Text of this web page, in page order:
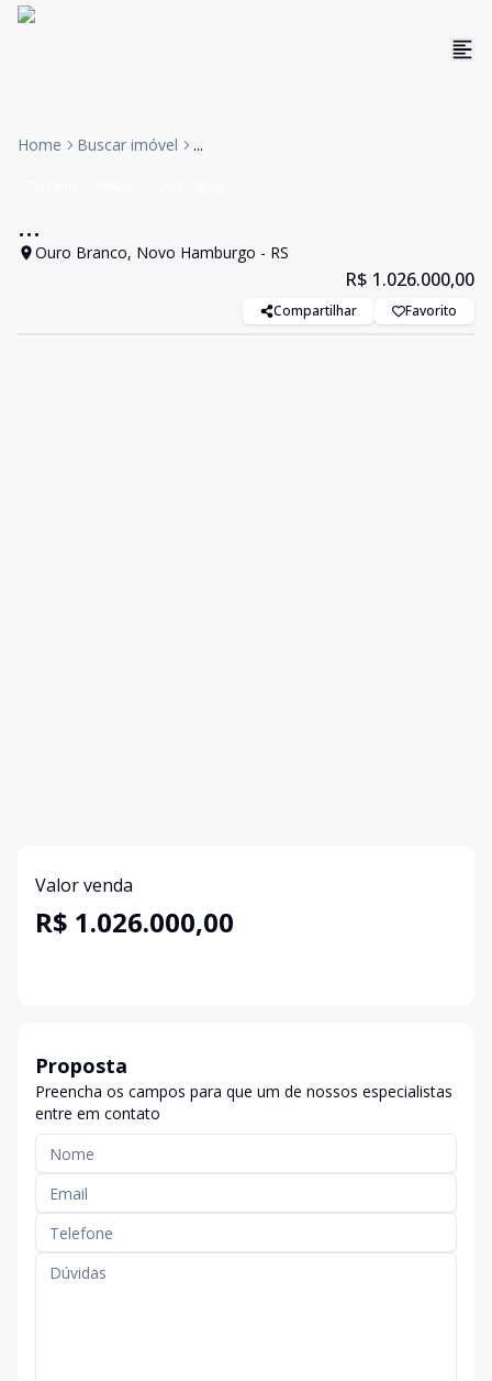
Home Buscar imóvel ...
...
Ouro Branco, Novo Hamburgo - RS
R$ 1.026.000,00
Compartilhar Favorito
Valor venda
R$ 1.026.000,00
Proposta
Preencha os campos para que um de nossos especialistas
entre em contato